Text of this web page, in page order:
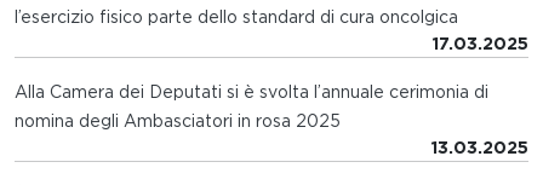
l’esercizio fisico parte dello standard di cura oncolgica
17.03.2025
Alla Camera dei Deputati si è svolta l’annuale cerimonia di
nomina degli Ambasciatori in rosa 2025
13.03.2025